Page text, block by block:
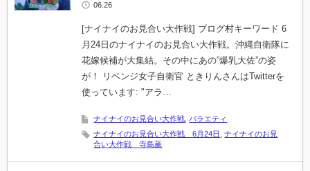
06.26
[ナイナイのお見合い大作戦] ブログ村キーワード 6
月24日のナイナイのお見合い大作戦。沖縄自衛隊に
花嫁候補が大集結。その中にあの”爆乳大佐”の姿
が！ リベンジ女子自衛官 ときりんさんはTwitterを
使っています: "アラ…
ナイナイのお見合い大作戦 バラエティ
ナイナイのお見合い大作戦 6月24日
,ナイナイのお見
合い大作戦 寺島薫